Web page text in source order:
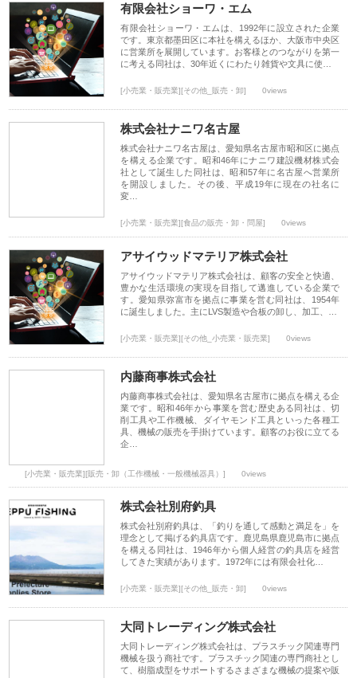
有限会社ショーワ・エム
有限会社ショーワ・エムは、1992年に設立された企業
です。東京都墨田区に本社を構えるほか、大阪市中央区
に営業所を展開しています。お客様とのつながりを第一
に考える同社は、30年近くにわたり雑貨や文具に使…
[小売業・販売業][その他_販売・卸] 0views
株式会社ナニワ名古屋
株式会社ナニワ名古屋は、愛知県名古屋市昭和区に拠点
を構える企業です。昭和46年にナニワ建設機材株式会
社として誕生した同社は、昭和57年に名古屋へ営業所
を開設しました。その後、平成19年に現在の社名に
変…
[小売業・販売業][食品の販売・卸・問屋] 0views
アサイウッドマテリア株式会社
アサイウッドマテリア株式会社は、顧客の安全と快適、
豊かな生活環境の実現を目指して邁進している企業で
す。愛知県弥富市を拠点に事業を営む同社は、1954年
に誕生しました。主にLVS製造や合板の卸し、加工、…
[小売業・販売業][その他_小売業・販売業] 0views
内藤商事株式会社
内藤商事株式会社は、愛知県名古屋市に拠点を構える企
業です。昭和46年から事業を営む歴史ある同社は、切
削工具や工作機械、ダイヤモンド工具といった各種工
具、機械の販売を手掛けています。顧客のお役に立てる
企…
[小売業・販売業][販売・卸（工作機械・一般機械器具）] 0views
株式会社別府釣具
株式会社別府釣具は、「釣りを通して感動と満足を」を
理念として掲げる釣具店です。鹿児島県鹿児島市に拠点
を構える同社は、1946年から個人経営の釣具店を経営
してきた実績があります。1972年には有限会社化…
[小売業・販売業][その他_販売・卸] 0views
大同トレーディング株式会社
大同トレーディング株式会社は、プラスチック関連専門
機械を扱う商社です。プラスチック関連の専門商社とし
て、樹脂成型をサポートするさまざまな機械の提案や販